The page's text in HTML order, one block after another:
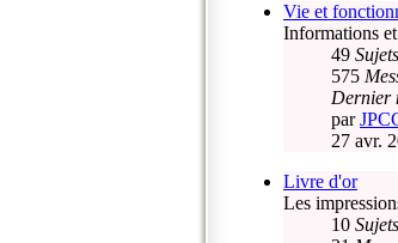
Vie et
Informations
49 Sujets
575
Dernier
par
27 avr.
Livre d'or
Les
10 Sujets